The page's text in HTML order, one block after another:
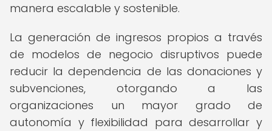
manera escalable y sostenible.
La generación de ingresos propios a través
de modelos de negocio disruptivos puede
reducir la dependencia de las donaciones y
subvenciones, otorgando a las
organizaciones un mayor grado de
autonomía y flexibilidad para desarrollar y